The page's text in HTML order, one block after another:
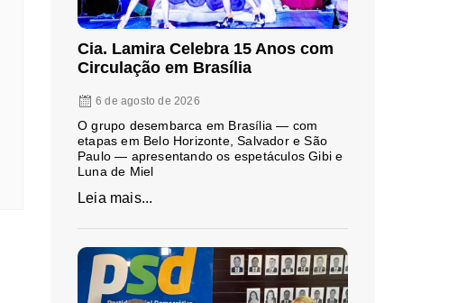
Cia. Lamira Celebra 15 Anos com
Circulação em Brasília
6 de agosto de 2026
O grupo desembarca em Brasília — com
etapas em Belo Horizonte, Salvador e São
Paulo — apresentando os espetáculos Gibi e
Luna de Miel
Leia mais...